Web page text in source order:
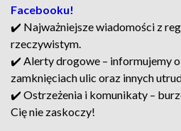
Facebooku!
✔️ Najważniejsze wiadomości z
rzeczywistym.
✔️ Alerty drogowe – informujemy
zamknięciach ulic oraz innych
✔️ Ostrzeżenia i komunikaty –
Cię nie zaskoczy!